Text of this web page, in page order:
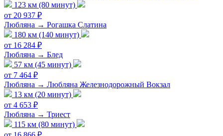
123 км (80 минут)
от 20 937 ₽
Любляна → Рогашка Слатина
180 км (140 минут)
от 16 284 ₽
Любляна → Блед
57 км (45 минут)
от 7 464 ₽
Любляна → Любляна Железнодорожный Вокзал
13 км (20 минут)
от 4 653 ₽
Любляна → Триест
115 км (80 минут)